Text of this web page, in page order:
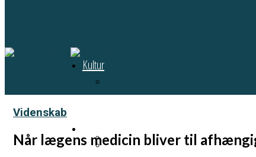
Kultur
Videnskab
Når lægens medicin bliver til